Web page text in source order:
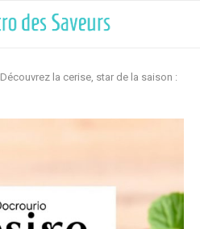
Découvrez la cerise, star de la saison :